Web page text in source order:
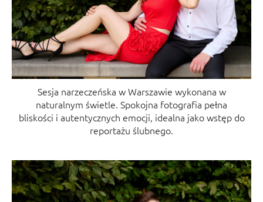
Sesja narzeczeńska w Warszawie wykonana w
naturalnym świetle. Spokojna fotografia pełna
bliskości i autentycznych emocji, idealna jako wstęp do
reportażu ślubnego.